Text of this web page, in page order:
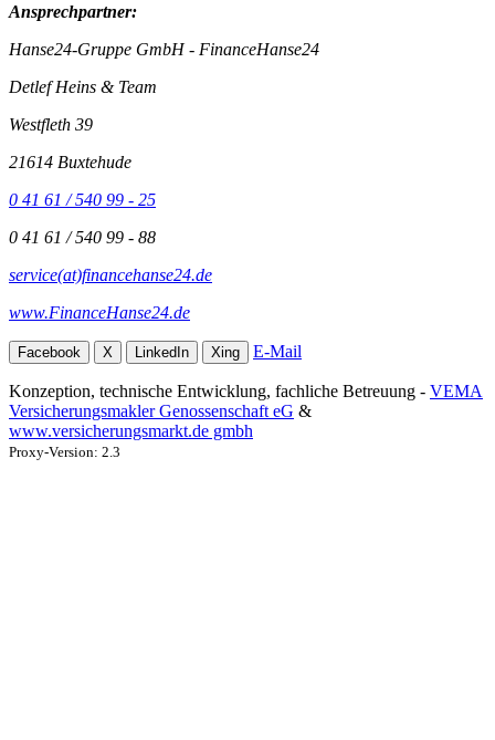
Ansprechpartner:
Hanse24-Gruppe GmbH - FinanceHanse24
Detlef Heins & Team
Westfleth 39
21614 Buxtehude
0 41 61 / 540 99 - 25
0 41 61 / 540 99 - 88
service(at)financehanse24.de
www.FinanceHanse24.de
Facebook X LinkedIn Xing E-Mail
Konzeption, technische Entwicklung, fachliche Betreuung - VEMA
Versicherungsmakler Genossenschaft eG &
www.versicherungsmarkt.de gmbh
Proxy-Version: 2.3